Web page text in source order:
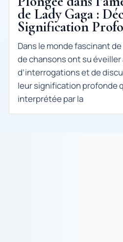
de Lady Gaga :
Signification
Dans le monde fascinant
de chansons ont su
d’interrogations et de
leur signification profonde
interprétée par la